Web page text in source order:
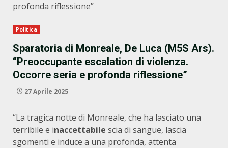
profonda riflessione”
Politica
Sparatoria di Monreale, De Luca (M5S Ars).
“Preoccupante escalation di violenza.
Occorre seria e profonda riflessione”
27 Aprile 2025
“La tragica notte di Monreale, che ha lasciato una
terribile e inaccettabile scia di sangue, lascia
sgomenti e induce a una profonda, attenta